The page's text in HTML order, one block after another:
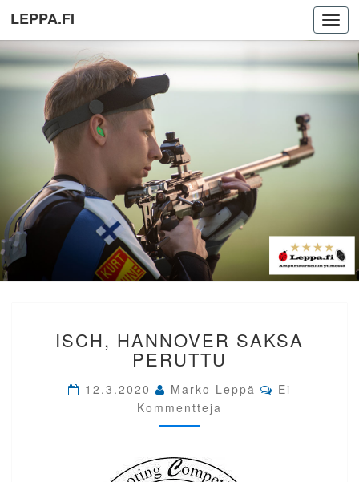
LEPPA.FI
HANNOVER
SAKSA
PERUTTU
ISCH, HANNOVER SAKSA
PERUTTU
12.3.2020 Marko Leppä Comments
Ei
Kommentteja